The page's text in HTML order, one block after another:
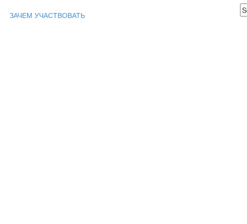
ЗАЧЕМ УЧАСТВОВАТЬ